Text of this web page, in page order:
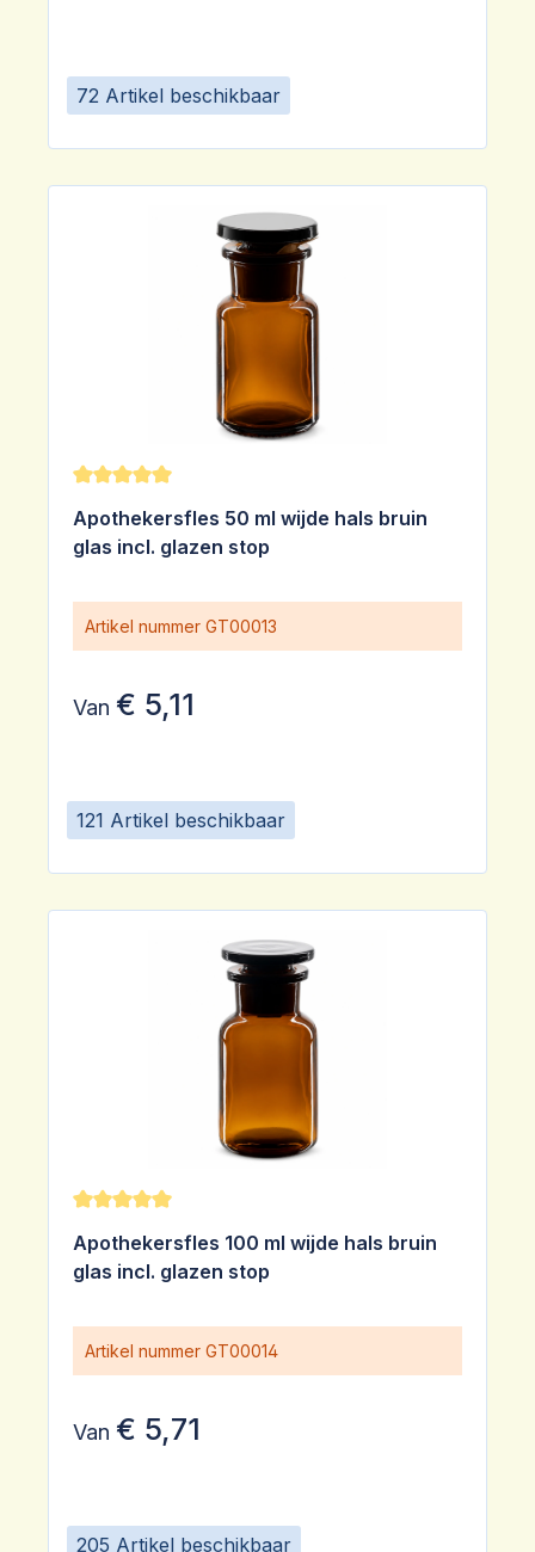
72 Artikel beschikbaar
121 Artikel beschikbaar
Gemiddelde waardering van 5 van 5 sterren
Apothekersfles 50 ml wijde hals bruin
glas incl. glazen stop
Artikel nummer GT00013
Van € 5,11
205 Artikel beschikbaar
Gemiddelde waardering van 5 van 5 sterren
Apothekersfles 100 ml wijde hals bruin
glas incl. glazen stop
Artikel nummer GT00014
Van € 5,71